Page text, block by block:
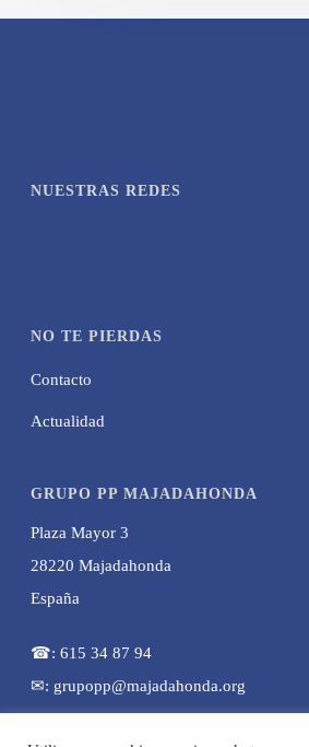
NUESTRAS REDES
NO TE PIERDAS
Contacto
Actualidad
GRUPO PP MAJADAHONDA
Plaza Mayor 3
28220 Majadahonda
España
☎: 615 34 87 94
✉: grupopp@majadahonda.org